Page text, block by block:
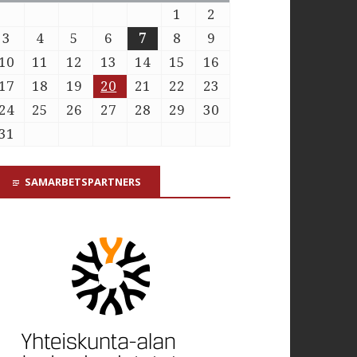
1
2
3
4 5 6 7 8
9
11 12 13 14 15
16
18 19 20 21 22
23
25 26 27 28 29
30
SAMARBETSPARTNERS